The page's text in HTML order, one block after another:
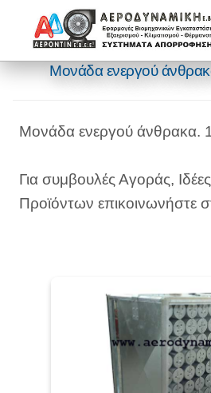
Μονάδα ενεργού
Μονάδα ενεργού άνθρακα.
Για συμβουλές Αγοράς,
Προϊόντων επικοινωνήστε